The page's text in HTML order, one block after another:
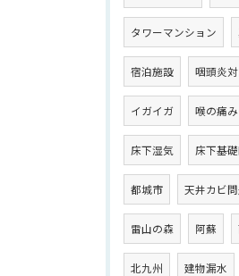
タワーマンション
宿泊施設 咽頭炎
イガイガ 喉の痛み
床下湿気 床下基
都城市 天井カビ
雷山の森 阿蘇
北九州 建物漏水